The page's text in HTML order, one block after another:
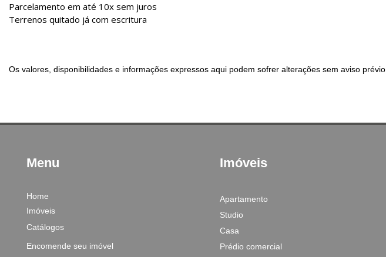
Parcelamento em até 10x sem juros
Terrenos quitado já com escritura
Os valores, disponibilidades e informações expressos aqui podem sofrer alterações sem aviso prévio.
Menu
Home
Imóveis
Catálogos
Encomende seu imóvel
Imóveis
Apartamento
Studio
Casa
Prédio comercial